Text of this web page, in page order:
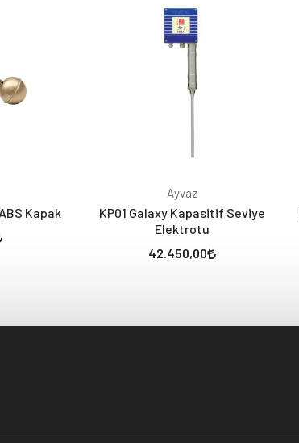
Kapak
Ayvaz
KP01 Galaxy Kapasitif Seviye
Elektrotu
42.450,00